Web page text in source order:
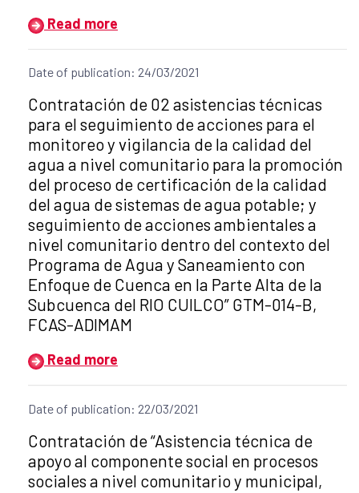
Read more
Date of publication: 24/03/2021
Title of the announcement:
Contratación de 02 asistencias técnicas
para el seguimiento de acciones para el
monitoreo y vigilancia de la calidad del
agua a nivel comunitario para la promoción
del proceso de certificación de la calidad
del agua de sistemas de agua potable; y
seguimiento de acciones ambientales a
nivel comunitario dentro del contexto del
Programa de Agua y Saneamiento con
Enfoque de Cuenca en la Parte Alta de la
Subcuenca del RIO CUILCO” GTM-014-B,
FCAS-ADIMAM
Read more
Date of publication: 22/03/2021
Title of the announcement:
Contratación de “Asistencia técnica de
apoyo al componente social en procesos
sociales a nivel comunitario y municipal,